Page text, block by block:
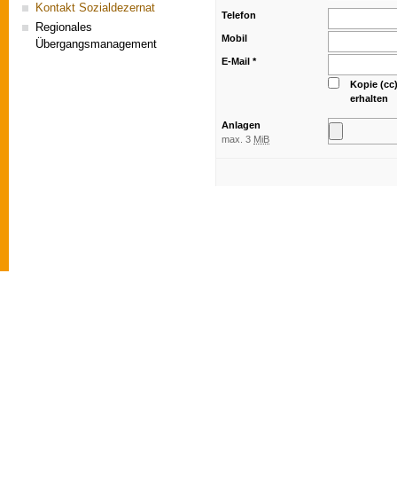
Kontakt Sozialdezernat
Regionales
Übergangsmanagement
Telefon
Mobil
E-Mail *
Kopie
erhalten
Anlagen
max. 3 MiB